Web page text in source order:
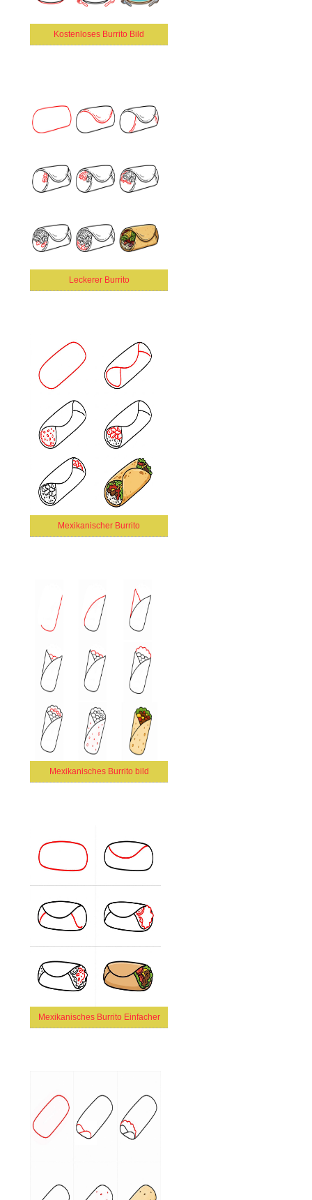
Kostenloses Burrito Bild
Leckerer Burrito
Mexikanischer Burrito
Mexikanisches Burrito bild
Mexikanisches Burrito Einfacher